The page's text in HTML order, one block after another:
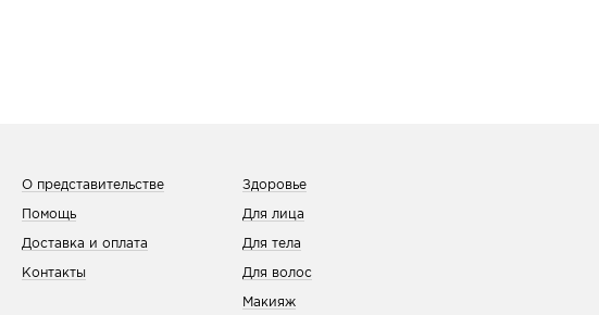
О представительстве
Помощь
Доставка и оплата
Контакты
Здоровье
Для лица
Для тела
Для волос
Макияж